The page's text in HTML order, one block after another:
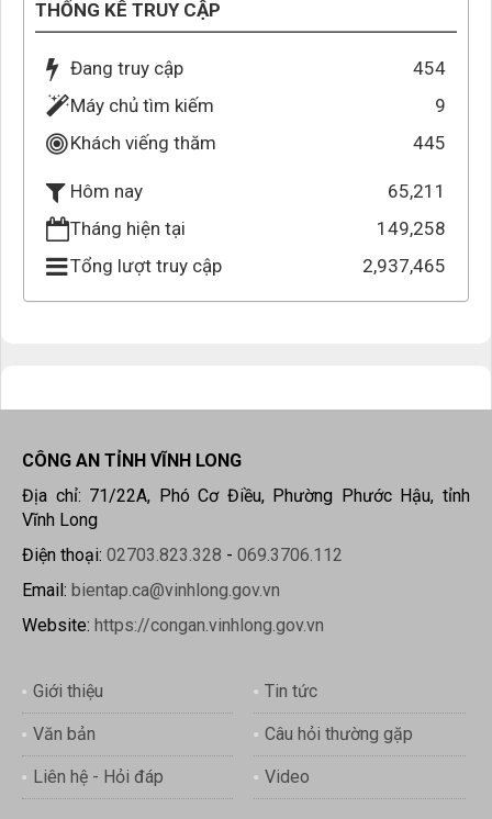
THỐNG KÊ TRUY CẬP
Đang truy cập
454
Máy chủ tìm kiếm
9
Khách viếng thăm
445
Hôm nay
65,211
Tháng hiện tại
149,258
Tổng lượt truy cập
2,937,465
CÔNG AN TỈNH VĨNH LONG
Địa chỉ: 71/22A, Phó Cơ Điều, Phường Phước Hậu, tỉnh
Vĩnh Long
Điện thoại: 02703.823.328 - 069.3706.112
Email: bientap.ca@vinhlong.gov.vn
Website: https://congan.vinhlong.gov.vn
Giới thiệu Tin tức
Văn bản Câu hỏi thường gặp
Liên hệ - Hỏi đáp Video